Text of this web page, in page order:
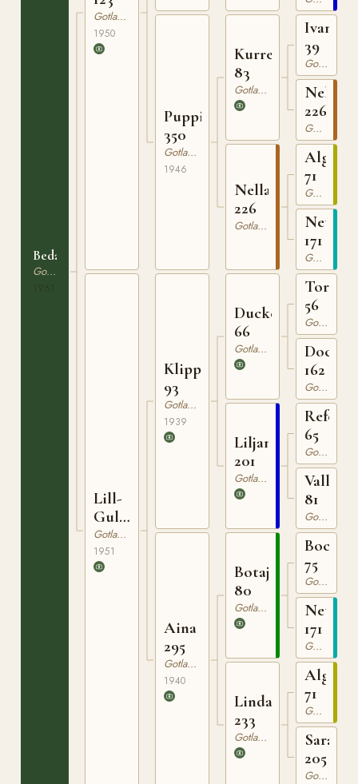
Beda
Gotlandsruss
Gotlandsruss
1950
Lill-
Gull
445Gotlandsruss
1951
Puppi
350
Gotlandsruss
1946
Klipp
93
Gotlandsruss
1939
Aina
295
Gotlandsruss
1940
Kurre
83
Gotlandsruss
Nella
226
Gotlandsruss
Ducke
66
Gotlandsruss
Liljan
201
Gotlandsruss
Botajr
80
Gotlandsruss
Linda
233
Gotlandsruss
Ivan
39
Gotlandsruss
Nella
226
Gotlandsruss
Algo
71
Gotlandsruss
Netta
171
Gotlandsruss
Tor
56
Gotlandsruss
Docka
162
Gotlandsruss
Reform
65
Gotlandsruss
Vally
81
Gotlandsruss
Bocack
75
Gotlandsruss
Netta
171
Gotlandsruss
Algo
71
Gotlandsruss
Sara
205
Gotlandsruss